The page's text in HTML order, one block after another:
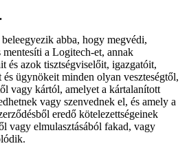
abba, hogy megvédi,
mentesíti a Logitech-et, annak
és azok tisztségviselőit, igazgatóit,
és ügynökeit minden olyan veszteségtől,
vagy kártól, amelyet a kártalanított
vagy szenvednek el, és amely a
eredő kötelezettségeinek
vagy elmulasztásából fakad, vagy